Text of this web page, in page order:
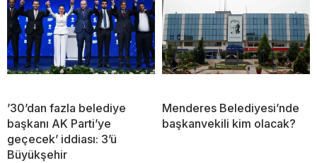
’30’dan fazla belediye
başkanı AK Parti’ye
geçecek’ iddiası: 3’ü
Büyükşehir
Menderes Belediyesi’nde
başkanvekili kim olacak?